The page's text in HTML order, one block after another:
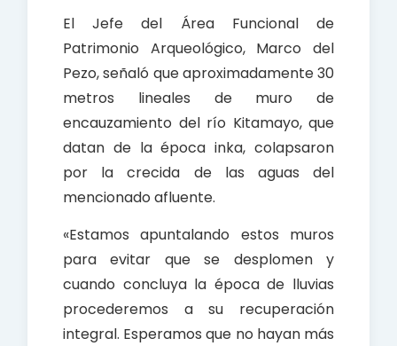
El Jefe del Área Funcional de
Patrimonio Arqueológico, Marco del
Pezo, señaló que aproximadamente 30
metros lineales de muro de
encauzamiento del río Kitamayo, que
datan de la época inka, colapsaron
por la crecida de las aguas del
mencionado afluente.
«Estamos apuntalando estos muros
para evitar que se desplomen y
cuando concluya la época de lluvias
procederemos a su recuperación
integral. Esperamos que no hayan más